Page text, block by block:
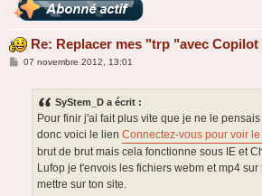
Re: Replacer mes "trp "avec Copilot
M07 novembre 2012, 13:01
SyStem_D a écrit :
Pour finir j'ai fait plus vite que je ne le pensais
donc voici le lien Connectez-vous pour voir le
brut de brut mais cela fonctionne sous IE et
Lufop je t'envois les fichiers webm et mp4
mettre sur ton site.